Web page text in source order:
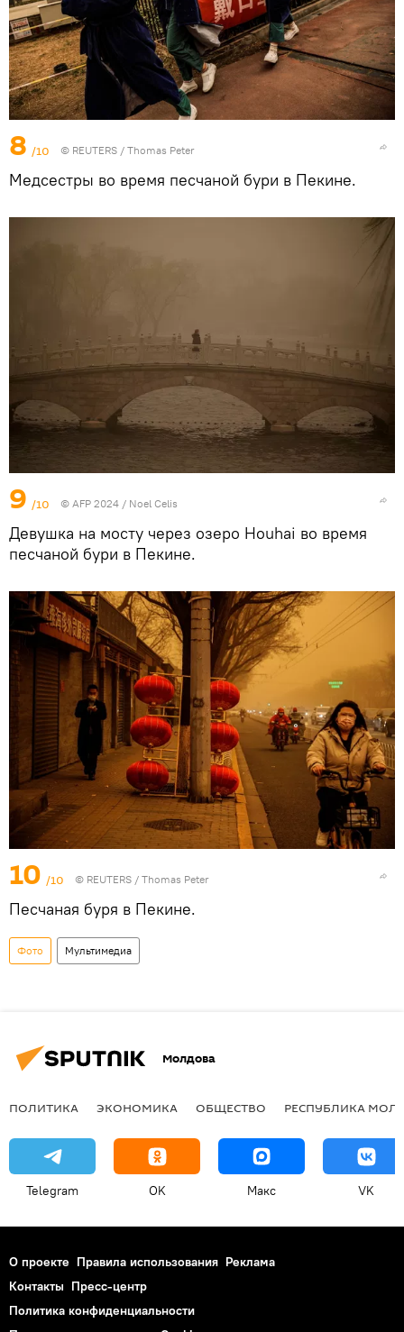
8 /10 © REUTERS / Thomas Peter
Медсестры во время песчаной бури в Пекине.
9 /10 © AFP 2024 / Noel Celis
Девушка на мосту через озеро Houhai во время
песчаной бури в Пекине.
10 /10 © REUTERS / Thomas Peter
Песчаная буря в Пекине.
Фото Мультимедиа
Молдова
ПОЛИТИКА ЭКОНОМИКА ОБЩЕСТВО РЕСПУБЛИКА
Telegram OK Макс VK
О проекте Правила использования Реклама
Контакты Пресс-центр
Политика конфиденциальности